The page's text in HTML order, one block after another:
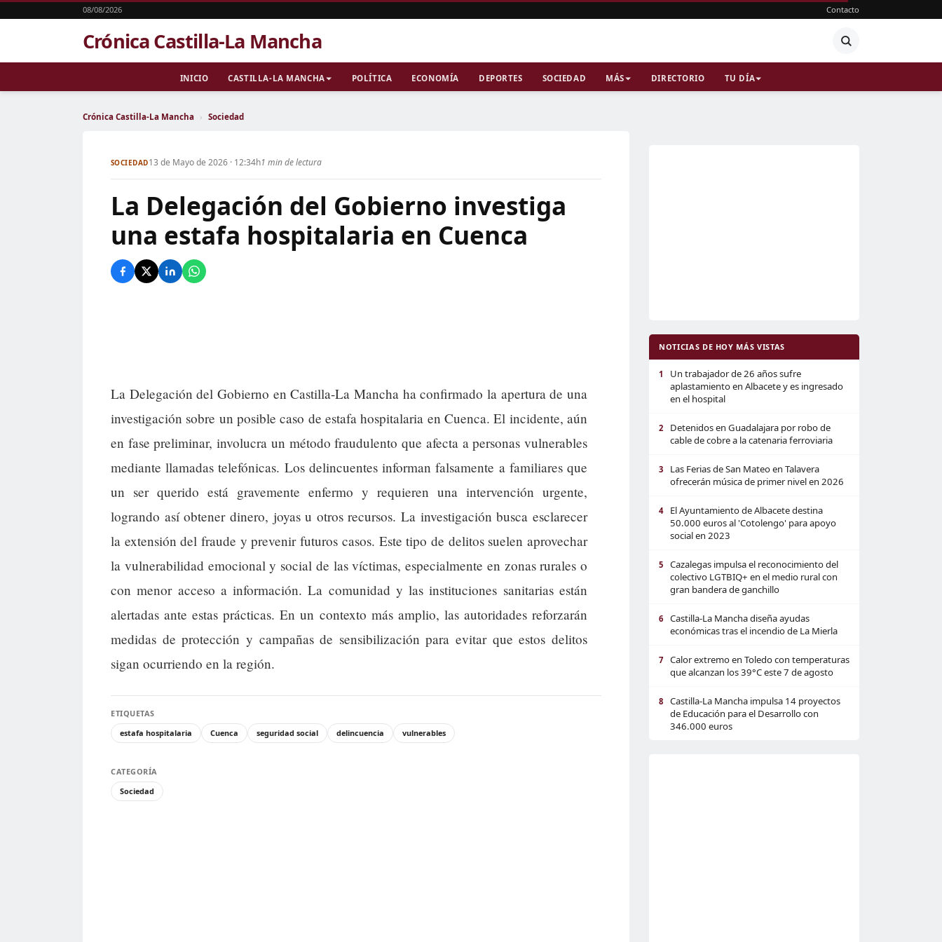
08/08/2026 Contacto
Crónica Castilla-La Mancha
INICIO CASTILLA-LA MANCHA POLÍTICA ECONOMÍA DEPORTES SOCIEDAD MÁS DIRECTORIO TU DÍA
Crónica Castilla-La Mancha › Sociedad
SOCIEDAD13 de Mayo de 2026 · 12:34h1 min de lectura
La Delegación del Gobierno investiga
una estafa hospitalaria en Cuenca
La Delegación del Gobierno en Castilla-La Mancha ha confirmado la apertura de una
investigación sobre un posible caso de estafa hospitalaria en Cuenca. El incidente, aún
en fase preliminar, involucra un método fraudulento que afecta a personas vulnerables
mediante llamadas telefónicas. Los delincuentes informan falsamente a familiares que
un ser querido está gravemente enfermo y requieren una intervención urgente,
logrando así obtener dinero, joyas u otros recursos. La investigación busca esclarecer
la extensión del fraude y prevenir futuros casos. Este tipo de delitos suelen aprovechar
la vulnerabilidad emocional y social de las víctimas, especialmente en zonas rurales o
con menor acceso a información. La comunidad y las instituciones sanitarias están
alertadas ante estas prácticas. En un contexto más amplio, las autoridades reforzarán
medidas de protección y campañas de sensibilización para evitar que estos delitos
sigan ocurriendo en la región.
ETIQUETAS
estafa hospitalaria
Cuenca seguridad social delincuencia vulnerables
CATEGORÍA
Sociedad
NOTICIAS DE HOY MÁS VISTAS
1
Un trabajador de 26 años sufre
aplastamiento en Albacete y es ingresado
en el hospital
2
Detenidos en Guadalajara por robo de
cable de cobre a la catenaria ferroviaria
3
Las Ferias de San Mateo en Talavera
ofrecerán música de primer nivel en 2026
4
El Ayuntamiento de Albacete destina
50.000 euros al 'Cotolengo' para apoyo
social en 2023
5
Cazalegas impulsa el reconocimiento del
colectivo LGTBIQ+ en el medio rural con
gran bandera de ganchillo
6
Castilla-La Mancha diseña ayudas
económicas tras el incendio de La Mierla
7
Calor extremo en Toledo con temperaturas
que alcanzan los 39°C este 7 de agosto
8
Castilla-La Mancha impulsa 14 proyectos
de Educación para el Desarrollo con
346.000 euros